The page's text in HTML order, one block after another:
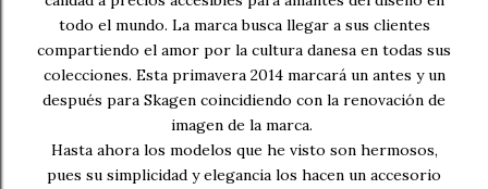
todo el mundo. La marca busca llegar a sus clientes
compartiendo el amor por la cultura danesa en todas sus
colecciones. Esta primavera 2014 marcará un antes y un
después para Skagen coincidiendo con la renovación de
imagen de la marca.
Hasta ahora los modelos que he visto son hermosos,
pues su simplicidad y elegancia los hacen un accesorio